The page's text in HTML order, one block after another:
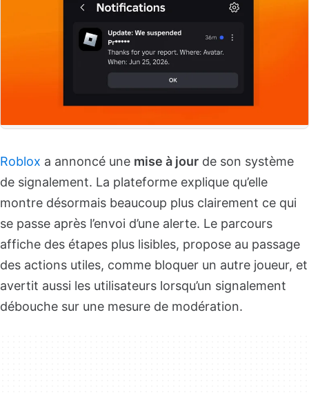
Roblox a annoncé une mise à jour de son système
de signalement. La plateforme explique qu’elle
montre désormais beaucoup plus clairement ce qui
se passe après l’envoi d’une alerte. Le parcours
affiche des étapes plus lisibles, propose au passage
des actions utiles, comme bloquer un autre joueur, et
avertit aussi les utilisateurs lorsqu’un signalement
débouche sur une mesure de modération.